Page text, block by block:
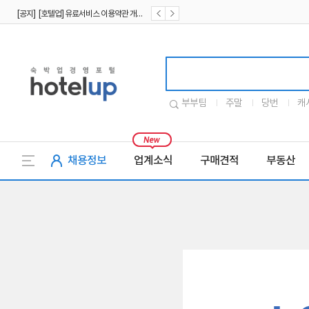
부부팀 주말 당번 캐
채용정보 업계소식 구매견적 부동산